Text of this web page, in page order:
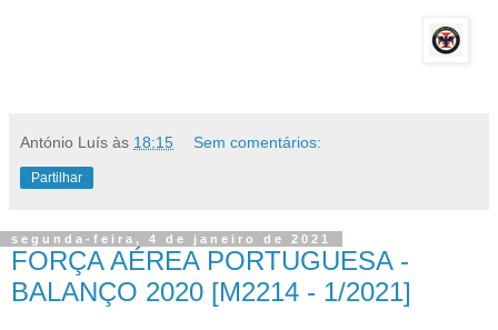
António Luís às 18:15 Sem comentários:
Partilhar
segunda-feira, 4 de janeiro de 2021
FORÇA AÉREA PORTUGUESA -
BALANÇO 2020 [M2214 - 1/2021]